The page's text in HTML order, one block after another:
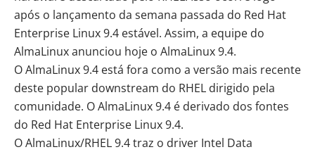
após o lançamento da semana passada do Red Hat
Enterprise Linux 9.4 estável. Assim, a equipe do
AlmaLinux anunciou hoje o AlmaLinux 9.4.
O AlmaLinux 9.4 está fora como a versão mais recente
deste popular downstream do RHEL dirigido pela
comunidade. O AlmaLinux 9.4 é derivado dos fontes
do Red Hat Enterprise Linux 9.4.
O AlmaLinux/RHEL 9.4 traz o driver Intel Data